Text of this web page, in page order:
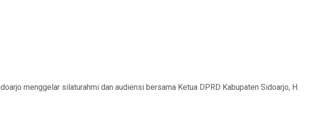
menggelar silaturahmi dan audiensi bersama Ketua DPRD Kabupaten Sidoarjo, H.